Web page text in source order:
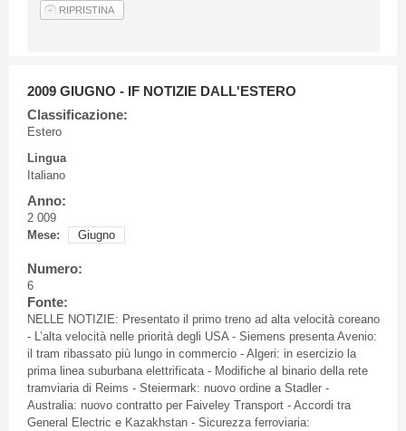
2009 GIUGNO - IF NOTIZIE DALL'ESTERO
Classificazione:
Estero
Lingua
Italiano
Anno:
2 009
Mese:
Giugno
Numero:
6
Fonte:
NELLE NOTIZIE: Presentato il primo treno ad alta velocità coreano
- L’alta velocità nelle priorità degli USA - Siemens presenta Avenio:
il tram ribassato più lungo in commercio - Algeri: in esercizio la
prima linea suburbana elettrificata - Modifiche al binario della rete
tramviaria di Reims - Steiermark: nuovo ordine a Stadler -
Australia: nuovo contratto per Faiveley Transport - Accordi tra
General Electric e Kazakhstan - Sicurezza ferroviaria: